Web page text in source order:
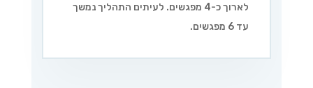
לארוך כ-4 מפגשים. לעיתים התהליך נמשך
עד 6 מפגשים.